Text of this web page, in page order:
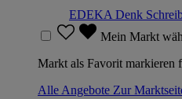
EDEKA Denk
Mein Markt
Markt als Favorit markieren
Alle Angebote Zur